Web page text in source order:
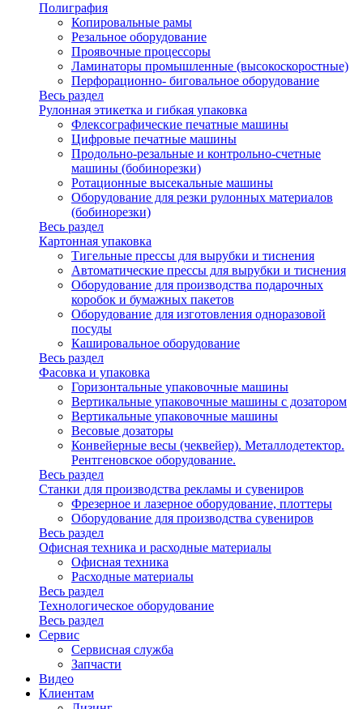
Полиграфия
Копировальные рамы
Резальное оборудование
Проявочные процессоры
Ламинаторы промышленные (высокоскоростные)
Перфорационно- биговальное оборудование
Весь раздел
Рулонная этикетка и гибкая упаковка
Флексографические печатные машины
Цифровые печатные машины
Продольно-резальные и контрольно-счетные
машины (бобинорезки)
Ротационные высекальные машины
Оборудование для резки рулонных материалов
(бобинорезки)
Весь раздел
Картонная упаковка
Тигельные прессы для вырубки и тиснения
Автоматические прессы для вырубки и тиснения
Оборудование для производства подарочных
коробок и бумажных пакетов
Оборудование для изготовления одноразовой
посуды
Кашировальное оборудование
Весь раздел
Фасовка и упаковка
Горизонтальные упаковочные машины
Вертикальные упаковочные машины с дозатором
Вертикальные упаковочные машины
Весовые дозаторы
Конвейерные весы (чеквейер). Металлодетектор.
Рентгеновское оборудование.
Весь раздел
Станки для производства рекламы и сувениров
Фрезерное и лазерное оборудование, плоттеры
Оборудование для производства сувениров
Весь раздел
Офисная техника и расходные материалы
Офисная техника
Расходные материалы
Весь раздел
Технологическое оборудование
Весь раздел
Сервис
Сервисная служба
Запчасти
Видео
Клиентам